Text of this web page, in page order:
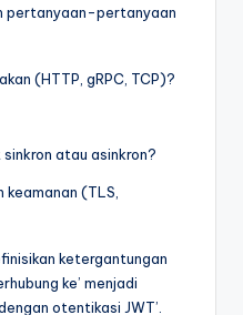
pertanyaan-pertanyaan
(HTTP, gRPC, TCP)?
atau asinkron?
(TLS,
ketergantungan
ke’ menjadi
otentikasi JWT’.